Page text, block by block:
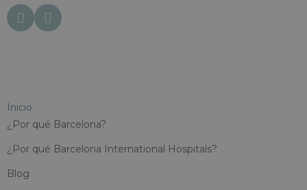
Inicio
¿Por qué Barcelona?
¿Por qué Barcelona International Hospitals?
Blog